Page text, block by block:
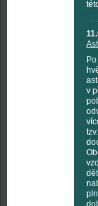
v